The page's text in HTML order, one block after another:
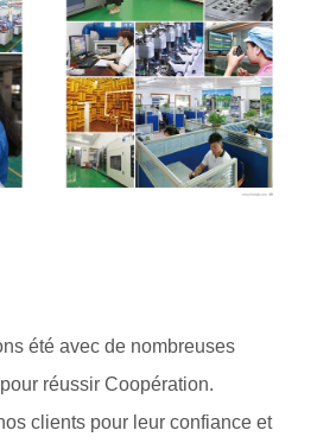
été avec de nombreuses
réussir Coopération.
clients pour leur confiance et